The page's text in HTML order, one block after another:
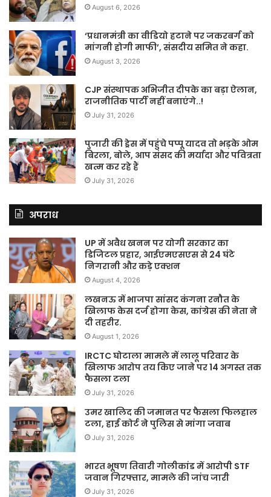
August 6, 2026
‘प्रधानमंत्री का वीडियो हटाने पर जकरबर्ग को
मांगनी होगी माफी’, संसदीय समित ने कहा.
August 3, 2026
CJP संस्थापक अभिजीत दीपके का बड़ा ऐलान,
राजनीतिक पार्टी नहीं बनाएंगे..!
July 31, 2026
पुजारी की ड्रेस में पहुंचे पप्पू यादव तो भड़के ओम
बिरला, बोले, आप संसद की मर्यादा और पवित्रता
खत्म कर रहे हैं
July 31, 2026
अपराध
UP में अवैध खनन पर योगी सरकार का
डिजिटल प्रहार, आईएमएसएस से 24 घंटे
निगरानी और कड़े एक्शन
August 4, 2026
लखनऊ में भाजपा सांसद कंगना रनौत के
खिलाफ केस दर्ज होगा केस, कांग्रेस की नेता ने
दी तहरीर.
August 1, 2026
IRCTC घोटाला मामले में लालू परिवार के
खिलाफ आरोप तय किए जाने पर 14 अगस्त तक
फैसला टला
July 31, 2026
उमर खालिद की जमानत पर फैसला फिलहाल
टला, हाई कोर्ट ने पुलिस से मांगा जवाब
July 31, 2026
भारत भूषण तिवारी गोलीकांड में आरोपी STF
जवान गिरफ्तार, मामले की जांच जारी
July 31, 2026